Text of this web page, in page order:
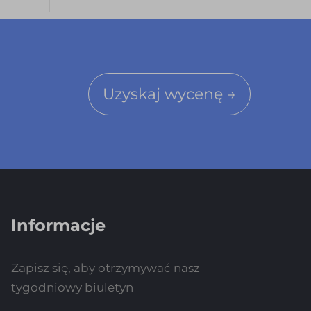
Uzyskaj wycenę →
Informacje
Zapisz się, aby otrzymywać nasz
tygodniowy biuletyn